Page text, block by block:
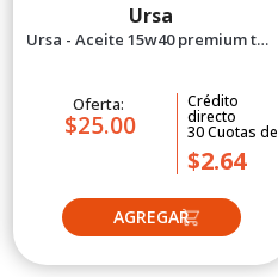
Ursa
Ursa - Aceite 15w40 premium tdx
Oferta:
$25.00
Crédito
directo
30Cuotas de
$2.64